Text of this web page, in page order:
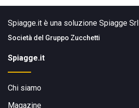
Spiagge.it è una soluzione Spiagge Srl
Società del Gruppo Zucchetti
Spiagge.it
Chi siamo
Magazine